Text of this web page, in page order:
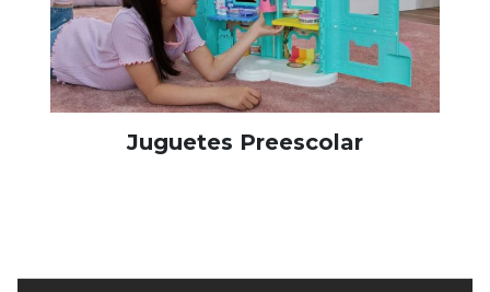
Juguetes Preescolar